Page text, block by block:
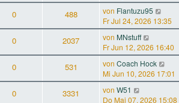
0 488 von Flantuzu95
Fr Jul 24, 2026 13:35
0 2037 von MNstuff
Fr Jun 12, 2026 16:40
0 531 von Coach Hock
Mi Jun 10, 2026 17:01
0 3331 von W51
Do Mai 07, 2026 15:08